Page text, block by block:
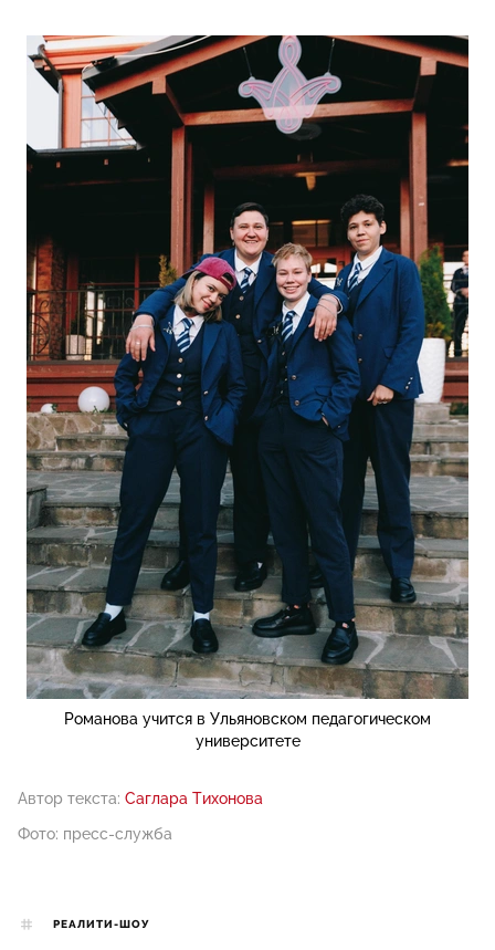
Романова учится в Ульяновском педагогическом
университете
Автор текста: Саглара Тихонова
Фото: пресс-служба
РЕАЛИТИ-ШОУ